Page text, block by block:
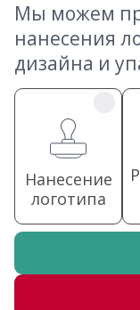
Мы можем
нанесения
дизайна и
Нанесение
логотипа